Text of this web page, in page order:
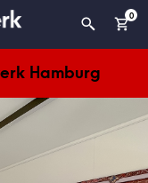
0
Hamburg